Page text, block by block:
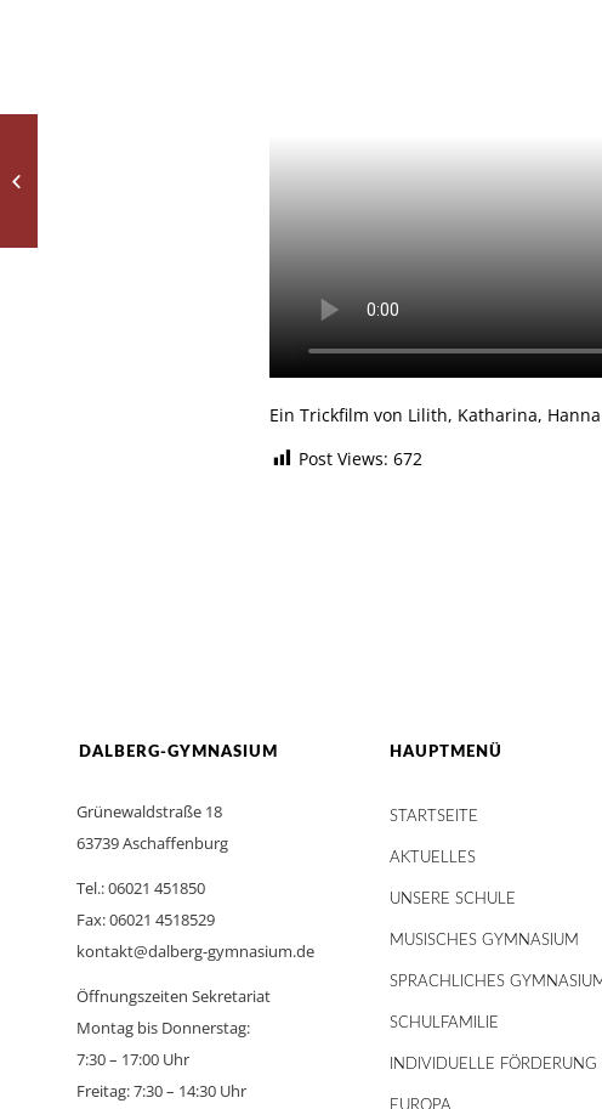
Ein Trickfilm von Lilith, Katharina,
Post Views: 672
DALBERG-GYMNASIUM
Grünewaldstraße 18
63739 Aschaffenburg
Tel.: 06021 451850
Fax: 06021 4518529
kontakt@dalberg-gymnasium.de
Öffnungszeiten Sekretariat
Montag bis Donnerstag:
7:30 – 17:00 Uhr
Freitag: 7:30 – 14:30 Uhr
HAUPTMENÜ
STARTSEITE
AKTUELLES
UNSERE SCHULE
MUSISCHES GYMNASIUM
SPRACHLICHES
SCHULFAMILIE
INDIVIDUELLE FÖRDERUNG
EUROPA